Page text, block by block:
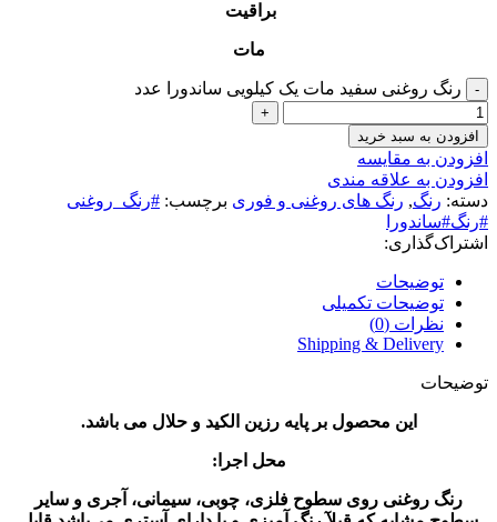
براقیت
مات
رنگ روغنی سفید مات یک کیلویی ساندورا عدد
افزودن به سبد خرید
افزودن به مقایسه
افزودن به علاقه مندی
دسته: رنگ, رنگ‌ های روغنی و فوری برچسب: #رنگ_روغنی
#رنگ#ساندورا
اشتراک‌گذاری:
توضیحات
توضیحات تکمیلی
نظرات (0)
Shipping & Delivery
توضیحات
این محصول بر پایه رزین الکید و حلال می باشد.
محل اجرا:
رنگ روغنی روی سطوح فلزی، چوبی، سیمانی، آجری و سایر